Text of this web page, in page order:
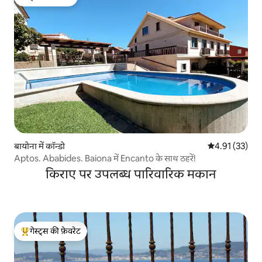
गेस्ट्स की फ़ेवरेट
बायोना में कॉन्डो औसत रेटिंग 5 में
4.91 (33)
Aptos. Ababides. Baiona में Encanto के साथ ठहरें!
किराए पर उपलब्ध पारिवारिक मकान
गेस्ट्स का टॉप फ़ेवरेट
गेस्ट्स की फ़ेवरेट